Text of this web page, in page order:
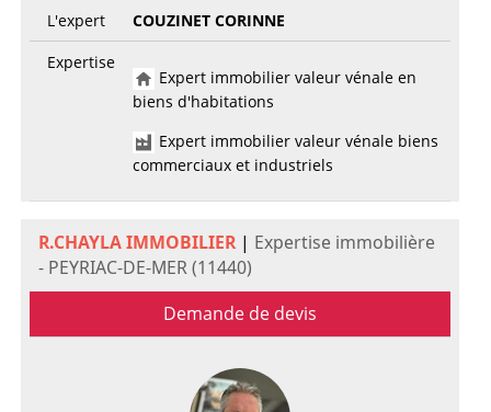
L'expert
COUZINET CORINNE
Expertise
Expert immobilier valeur vénale en
biens d'habitations
Expert immobilier valeur vénale biens
commerciaux et industriels
R.CHAYLA IMMOBILIER | Expertise immobilière
- PEYRIAC-DE-MER (11440)
Demande de devis